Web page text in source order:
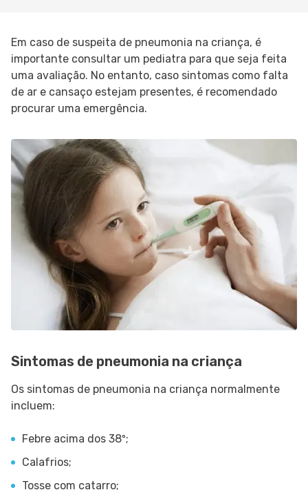
Em caso de suspeita de pneumonia na criança, é
importante consultar um pediatra para que seja feita
uma avaliação. No entanto, caso sintomas como falta
de ar e cansaço estejam presentes, é recomendado
procurar uma emergência.
Sintomas de pneumonia na criança
Os sintomas de pneumonia na criança normalmente
incluem:
Febre acima dos 38º;
Calafrios;
Tosse com catarro;